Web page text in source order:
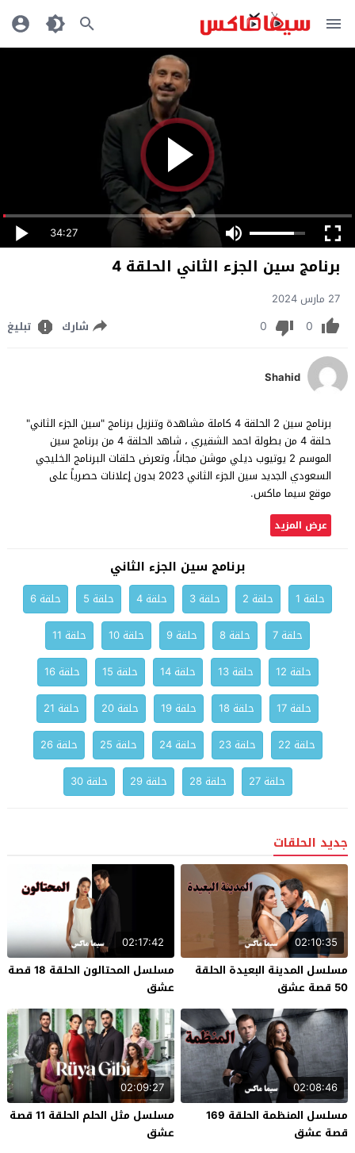
34:27
برنامج سين الجزء الثاني الحلقة 4
27 مارس 2024
0
0 شارك تبليغ
Shahid
برنامج سين 2 الحلقة 4 كاملة مشاهدة وتنزيل برنامج "سين الجزء الثاني"
حلقة 4 من بطولة احمد الشقيري ، شاهد الحلقة 4 من برنامج سين
الموسم 2 يوتيوب ديلي موشن مجاناً، وتعرض حلقات البرنامج الخليجي
السعودي الجديد سين الجزء الثاني 2023 بدون إعلانات حصرياً على
موقع سيما ماكس.
عرض المزيد
برنامج سين الجزء الثاني
حلقة 1 حلقة 2 حلقة 3 حلقة 4 حلقة 5
حلقة 6
حلقة 7
حلقة 8 حلقة 9 حلقة 10
حلقة 11
حلقة 12
حلقة 13 حلقة 14 حلقة 15
حلقة 16
حلقة 17
حلقة 18 حلقة 19 حلقة 20
حلقة 21
حلقة 22
حلقة 23 حلقة 24 حلقة 25
حلقة 26
حلقة 27
حلقة 28 حلقة 29 حلقة 30
جديد الحلقات
02:10:35
مسلسل المدينة البعيدة الحلقة
50 قصة عشق
02:17:42
مسلسل المحتالون الحلقة 18 قصة
عشق
02:08:46
مسلسل المنظمة الحلقة 169
قصة عشق
02:09:27
مسلسل مثل الحلم الحلقة 11 قصة
عشق